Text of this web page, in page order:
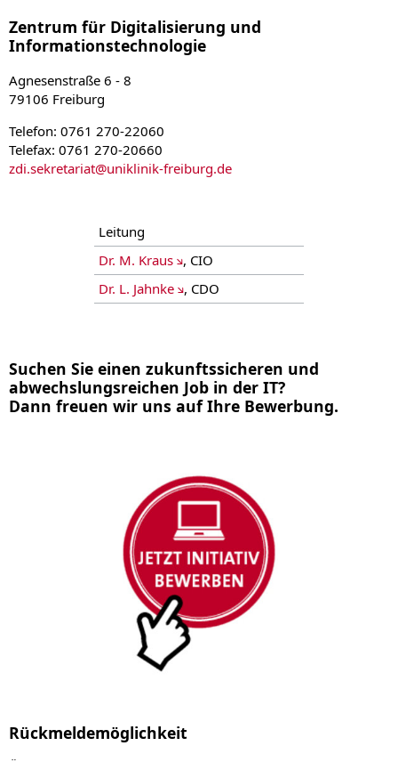
Zentrum für Digitalisierung und
Informationstechnologie
Agnesenstraße 6 - 8
79106 Freiburg
Telefon: 0761 270-22060
Telefax: 0761 270-20660
zdi.sekretariat@uniklinik-freiburg.de
Leitung
Dr. M. Kraus , CIO
Dr. L. Jahnke , CDO
Suchen Sie einen zukunftssicheren und
abwechslungsreichen Job in der IT?
Dann freuen wir uns auf Ihre Bewerbung.
Rückmeldemöglichkeit